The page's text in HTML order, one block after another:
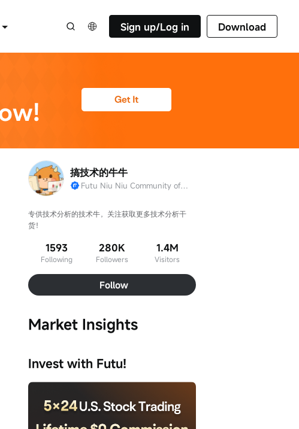
Sign up/Log in Download
搞技术的牛牛
Futu Niu Niu Community official account
专供技术分析的技术牛，关注获取更多技术分析干
货！
1593
Following
280K
Followers
1.4M
Visitors
Follow
Market Insights
Invest with Futu!